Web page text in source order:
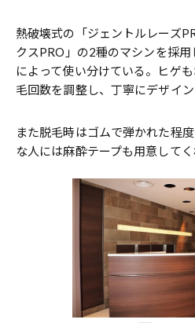
熱破壊式の「ジェントルレーズ
クスPRO」の2種のマシンを採
によって使い分けている。ヒゲ
毛回数を調整し、丁寧にデザイン
また脱毛時はゴムで弾かれた程
な人には麻酔テープも用意してく